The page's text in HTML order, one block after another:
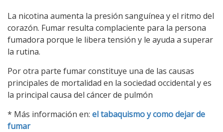
La nicotina aumenta la presión sanguínea y el ritmo del
corazón. Fumar resulta complaciente para la persona
fumadora porque le libera tensión y le ayuda a superar
la rutina.
Por otra parte fumar constituye una de las causas
principales de mortalidad en la sociedad occidental y es
la principal causa del cáncer de pulmón
* Más información en: el tabaquismo y como dejar de
fumar